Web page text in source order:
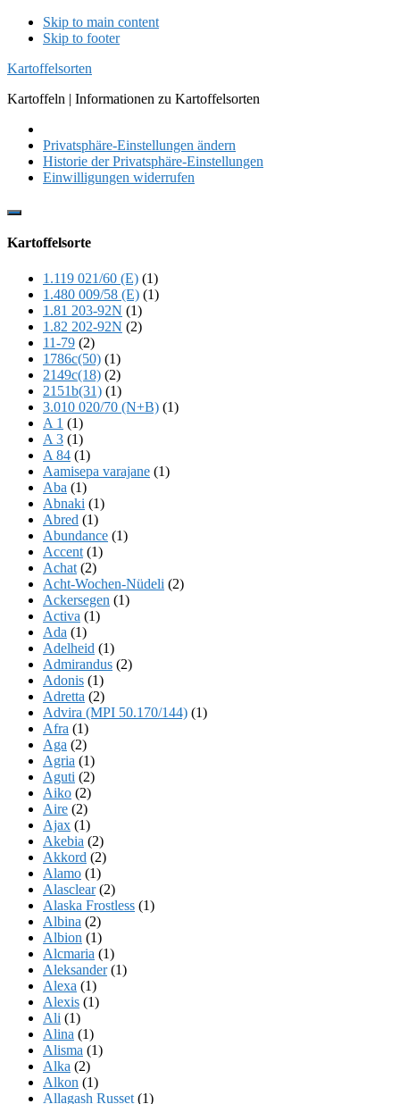
Skip to main content
Skip to footer
Kartoffelsorten
Kartoffeln | Informationen zu Kartoffelsorten
Privatsphäre-Einstellungen ändern
Historie der Privatsphäre-Einstellungen
Einwilligungen widerrufen
Show
Content
Kartoffelsorte
1.119 021/60 (E) (1)
1.480 009/58 (E) (1)
1.81 203-92N (1)
1.82 202-92N (2)
11-79 (2)
1786c(50) (1)
2149c(18) (2)
2151b(31) (1)
3.010 020/70 (N+B) (1)
A 1 (1)
A 3 (1)
A 84 (1)
Aamisepa varajane (1)
Aba (1)
Abnaki (1)
Abred (1)
Abundance (1)
Accent (1)
Achat (2)
Acht-Wochen-Nüdeli (2)
Ackersegen (1)
Activa (1)
Ada (1)
Adelheid (1)
Admirandus (2)
Adonis (1)
Adretta (2)
Advira (MPI 50.170/144) (1)
Afra (1)
Aga (2)
Agria (1)
Aguti (2)
Aiko (2)
Aire (2)
Ajax (1)
Akebia (2)
Akkord (2)
Alamo (1)
Alasclear(2)
Alaska Frostless (1)
Albina (2)
Albion (1)
Alcmaria (1)
Aleksander(1)
Alexa (1)
Alexis (1)
Ali (1)
Alina (1)
Alisma (1)
Alka (2)
Alkon (1)
Allagash Russet (1)